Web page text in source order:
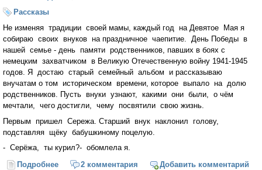
Рассказы
Не изменяя традиции своей мамы, каждый год на Девятое Мая я
собираю своих внуков на праздничное чаепитие. День Победы в
нашей семье - день памяти родственников, павших в боях с
немецким захватчиком в Великую Отечественную войну 1941-1945
годов. Я достаю старый семейный альбом и рассказываю
внучатам о том историческом времени, которое выпало на долю
родственников. Пусть внуки узнают, какими они были, о чём
мечтали, чего достигли, чему посвятили свою жизнь.
Первым пришел Сережа. Старший внук наклонил голову,
подставляя щёку бабушкиному поцелую.
- Серёжа, ты курил?- обомлела я.
Подробнее о Я же не трус
2 комментария Добавить комментарий